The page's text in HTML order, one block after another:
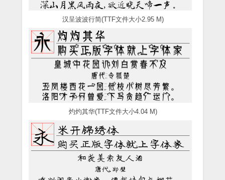
汉呈波波行简(TTF文件大小2.95 M)
灼灼其华(TTF文件大小4.04 M)